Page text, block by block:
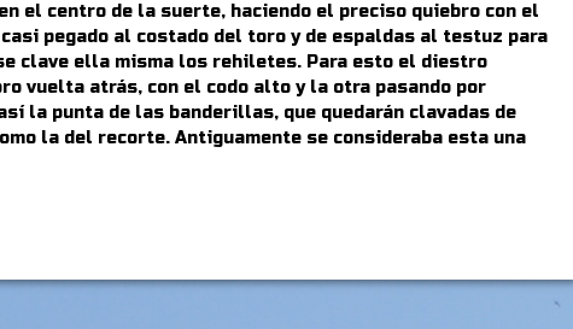
el centro de la suerte, haciendo el preciso quiebro con el
pegado al costado del toro y de espaldas al testuz para
clave ella misma los rehiletes. Para esto el diestro
vuelta atrás, con el codo alto y la otra pasando por
la punta de las banderillas, que quedarán clavadas de
la del recorte. Antiguamente se consideraba esta una